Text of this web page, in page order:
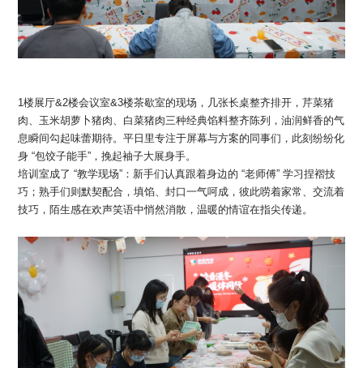
1楼展厅&2楼会议室&3楼茶歇室的现场，几张长桌整齐排开，芹菜猪
肉、玉米胡萝卜猪肉、白菜猪肉三种经典馅料整齐陈列，油润鲜香的气
息瞬间勾起味蕾期待。平日里专注于屏幕与方案的同事们，此刻纷纷化
身 “包饺子能手”，挽起袖子大展身手。
培训室成了 “教学现场”：新手们认真跟着身边的 “老师傅” 学习捏褶技
巧；熟手们则默契配合，填馅、封口一气呵成，彼此唠着家常、交流着
技巧，陌生感在欢声笑语中悄然消散，温暖的情谊在指尖传递。